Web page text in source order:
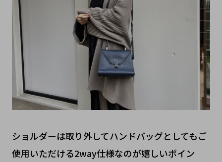
ショルダーは取り外してハンドバッグとしてもご
使用いただける2way仕様なのが嬉しいポイン